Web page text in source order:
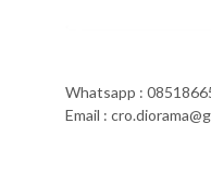
Whatsapp :
Email :